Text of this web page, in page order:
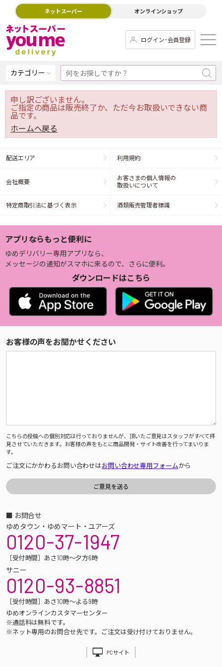
ネットスーパー オンラインショップ
ログイン･会員登録
カテゴリー
申し訳ございません。
ご指定の商品は販売終了か、ただ今お取扱いできない商
品です。
ホームへ戻る
配送エリア 利用規約
会社概要
お客さまの個人情報の
取扱いについて
特定商取引法に基づく表示 酒類販売管理者標識
アプリならもっと便利に
ゆめデリバリー専用アプリなら、
メッセージの通知がスマホに来るので、さらに便利。
ダウンロードはこちら
お客様の声をお聞かせください
こちらの投稿への個別対応は行っておりませんが、頂いたご意見はスタッフがすべて拝
見させていただきます。お客様の声をもとに商品開発・サイト改善を行ってまいりま
す。
ご注文にかかわるお問い合わせはお問い合わせ専用フォームから
■ お問合せ
ゆめタウン・ゆめマート・ユアーズ
0120-37-1947
［受付時間］あさ10時～夕方6時
サニー
0120-93-8851
［受付時間］あさ10時～よる9時
ゆめオンラインカスタマーセンター
※通話料は無料です。
※ネット専用のお問合せ先です。ご注文は受け付けておりません。
PCサイト